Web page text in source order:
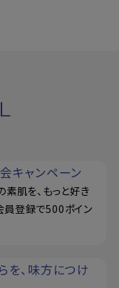
キャンペーン
肌を、もっと好き
員登録で500ポイン
を、味方につけ